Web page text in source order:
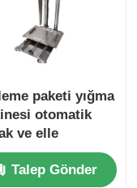
paketi yığma
otomatik
ve elle
düzgün bir
yığılır
Talep Gönder